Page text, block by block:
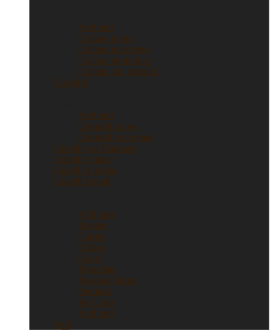
Vedi tutti
Collane in oro
Collane in argento
Collane punto luce
Collane con ciondoli
Ciondoli
Vedi tutti
Ciondoli in oro
Ciondoli in argento
Gioielli con Diamanti
Gioielli vintage
Gioielli d’artista
Gioielli firmati
Vedi tutti
Bulgari
Cartier
Tiffany
Gucci
Pomellato
Pasquale Bruni
Damiani
Re Carlo
Vedi tutti
Sold